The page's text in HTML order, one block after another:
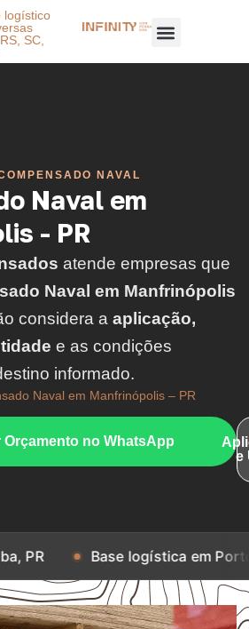
logístico
SC,
NAVAL
Naval em
- PR
atende empresas que
Naval em Manfrinópolis
considera a aplicação,
e as condições
informado.
Naval em Manfrinópolis – PR
Orçamento no WhatsApp
e
Base logística em Porto Alegre, RS